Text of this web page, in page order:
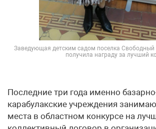
Заведующая детским садом поселка
получила награду за лучший
Последние три года именно
карабулакские учреждения
места в областном конкурсе на